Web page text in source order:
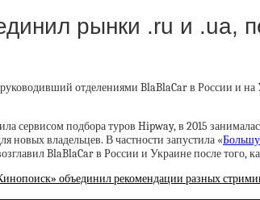
рынки .ru и .ua,
отделениями BlaBlaCar в России и на
сервисом подбора туров Hipway, в 2015
новых владельцев. В частности запустила «
BlaBlaCar в России и Украине после того,
объединил рекомендации разных